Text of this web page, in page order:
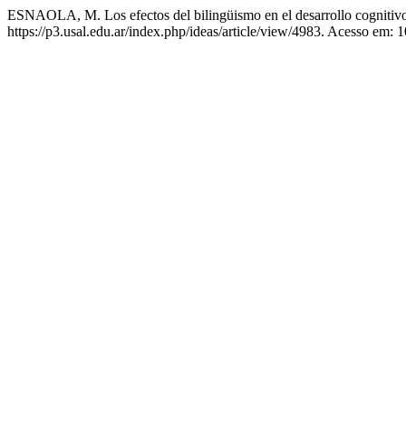
ESNAOLA, M. Los efectos del bilingüismo en el desarrollo
https://p3.usal.edu.ar/index.php/ideas/article/view/4983. Acesso em: